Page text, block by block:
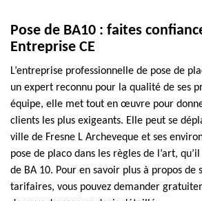
Pose de BA10 : faites
Entreprise CE
L’entreprise professionnelle de pose de
un expert reconnu pour la qualité de ses
équipe, elle met tout en œuvre pour
clients les plus exigeants. Elle peut se
ville de Fresne L Archeveque et ses
pose de placo dans les règles de l’art, qu’il
de BA 10. Pour en savoir plus à propos de
tarifaires, vous pouvez demander